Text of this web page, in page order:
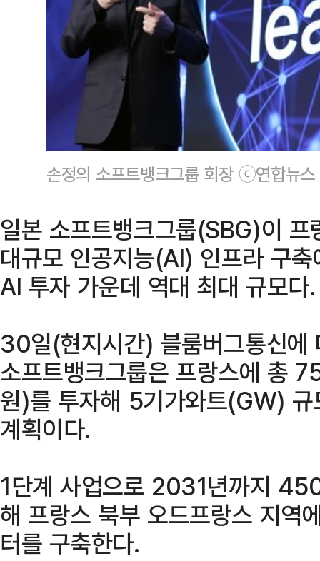
손정의 소프트뱅크그룹 회장 ⓒ연합뉴스
일본 소프트뱅크그룹(SBG)이
대규모 인공지능(AI) 인프라 구
AI 투자 가운데 역대 최대 규모다.
30일(현지시간) 블룸버그통신에
소프트뱅크그룹은 프랑스에 총
원)를 투자해 5기가와트(GW)
계획이다.
1단계 사업으로 2031년까지
해 프랑스 북부 오드프랑스 지
터를 구축한다.